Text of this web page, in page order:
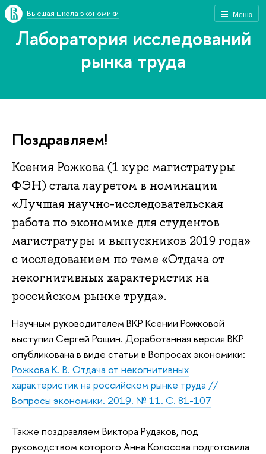
Меню
Высшая школа экономики
Лаборатория исследований
рынка труда
Поздравляем!
Ксения Рожкова (1 курс магистратуры
ФЭН) стала лауретом в номинации
«Лучшая научно-исследовательская
работа по экономике для студентов
магистратуры и выпускников 2019 года»
с исследованием по теме «Отдача от
некогнитивных характеристик на
российском рынке труда».
Научным руководителем ВКР Ксении Рожковой
выступил Сергей Рощин. Доработанная версия ВКР
опубликована в виде статьи в Вопросах экономики:
Рожкова К. В. Отдача от некогнитивных
характеристик на российском рынке труда //
Вопросы экономики. 2019. № 11. С. 81-107
Также поздравляем Виктора Рудаков, под
руководством которого Анна Колосова подготовила